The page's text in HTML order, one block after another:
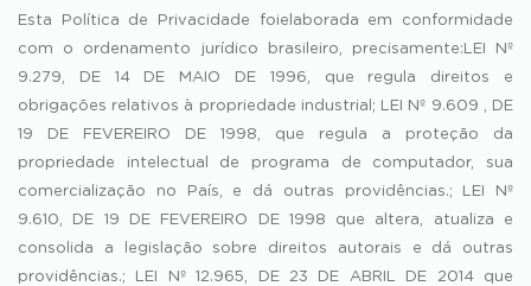
Esta Política de Privacidade foielaborada em conformidade
com o ordenamento jurídico brasileiro, precisamente:LEI Nº
9.279, DE 14 DE MAIO DE 1996, que regula direitos e
obrigações relativos à propriedade industrial; LEI Nº 9.609 , DE
19 DE FEVEREIRO DE 1998, que regula a proteção da
propriedade intelectual de programa de computador, sua
comercialização no País, e dá outras providências.; LEI Nº
9.610, DE 19 DE FEVEREIRO DE 1998 que altera, atualiza e
consolida a legislação sobre direitos autorais e dá outras
providências.; LEI Nº 12.965, DE 23 DE ABRIL DE 2014 que